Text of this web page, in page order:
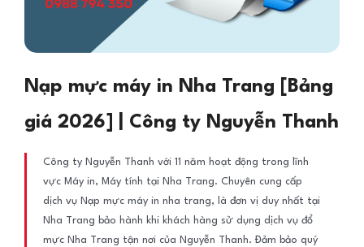
Nạp mực máy in Nha Trang [Bảng
giá 2026] | Công ty Nguyễn Thanh
Công ty Nguyễn Thanh với 11 năm hoạt động trong lĩnh
vực Máy in, Máy tính tại Nha Trang. Chuyên cung cấp
dịch vụ Nạp mực máy in nha trang, là đơn vị duy nhất tại
Nha Trang bảo hành khi khách hàng sử dụng dịch vụ đổ
mực Nha Trang tận nơi của Nguyễn Thanh. Đảm bảo quý